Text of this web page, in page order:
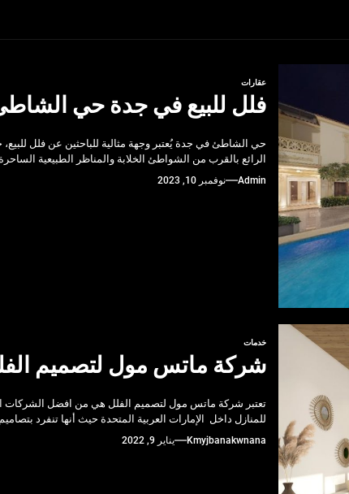
فتح
عقارات
فلل للبيع في جدة حي
حي الشاطئ في جدة يُعتبر وجهة مثالية للباحثين عن فلل
الرائع بالقرب من الشواطئ الخلابة والمناظر الطبيعية
Admin نوفمبر 10, 2023
خدمات
شركة ماتس مول لتصميم
تعتبر شركة ماتس مول لتصميم الفلل هي من افضل الشركات
للمنازل داخل الإمارات العربية المتحدة حيث أنها تنفرد
Kmyjbanakwnana يناير 9, 2022